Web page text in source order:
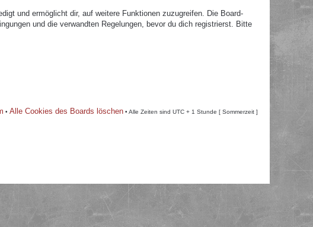
und ermöglicht dir, auf weitere Funktionen zuzugreifen. Die Board-
und die verwandten Regelungen, bevor du dich registrierst. Bitte
• Alle Cookies des Boards löschen • Alle Zeiten sind UTC + 1 Stunde [ Sommerzeit ]